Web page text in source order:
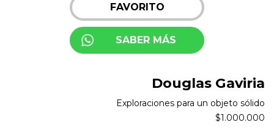
FAVORITO
SABER MÁS
Douglas Gaviria
Exploraciones para un objeto sólido
$1.000.000